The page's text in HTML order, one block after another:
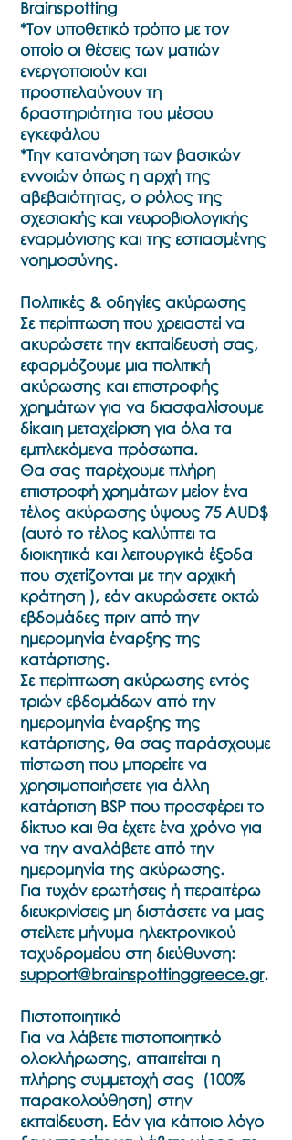
Brainspotting
*Τον υποθετικό τρόπο με τον
οποίο οι θέσεις των ματιών
ενεργοποιούν και
προσπελαύνουν τη
δραστηριότητα του μέσου
εγκεφάλου
*Την κατανόηση των βασικών
εννοιών όπως η αρχή της
αβεβαιότητας, ο ρόλος της
σχεσιακής και νευροβιολογικής
εναρμόνισης και της εστιασμένης
νοημοσύνης.
Πολιτικές & οδηγίες ακύρωσης
Σε περίπτωση που χρειαστεί να
ακυρώσετε την εκπαίδευσή σας,
εφαρμόζουμε μια πολιτική
ακύρωσης και επιστροφής
χρημάτων για να διασφαλίσουμε
δίκαιη μεταχείριση για όλα τα
εμπλεκόμενα πρόσωπα.
Θα σας παρέχουμε πλήρη
επιστροφή χρημάτων μείον ένα
τέλος ακύρωσης ύψους 75 AUD$
(αυτό το τέλος καλύπτει τα
διοικητικά και λειτουργικά έξοδα
που σχετίζονται με την αρχική
κράτηση ), εάν ακυρώσετε οκτώ
εβδομάδες πριν από την
ημερομηνία έναρξης της
κατάρτισης.
Σε περίπτωση ακύρωσης εντός
τριών εβδομάδων από την
ημερομηνία έναρξης της
κατάρτισης, θα σας παράσχουμε
πίστωση που μπορείτε να
χρησιμοποιήσετε για άλλη
κατάρτιση BSP που προσφέρει το
δίκτυο και θα έχετε ένα χρόνο για
να την αναλάβετε από την
ημερομηνία της ακύρωσης.
Για τυχόν ερωτήσεις ή περαιτέρω
διευκρινίσεις μη διστάσετε να μας
στείλετε μήνυμα ηλεκτρονικού
ταχυδρομείου στη διεύθυνση:
support@brainspottinggreece.gr.
Πιστοποιητικό
Για να λάβετε πιστοποιητικό
ολοκλήρωσης, απαιτείται η
πλήρης συμμετοχή σας (100%
παρακολούθηση) στην
εκπαίδευση. Εάν για κάποιο λόγο